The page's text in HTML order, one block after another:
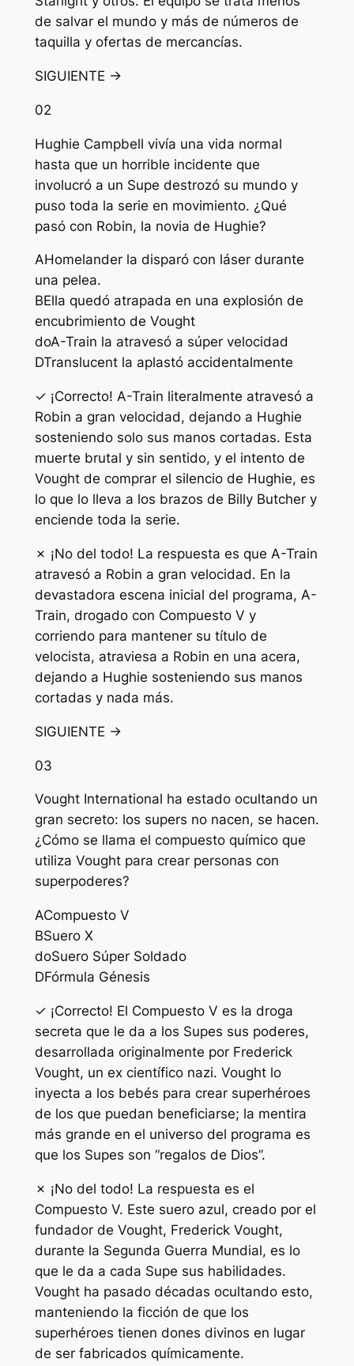
de salvar el mundo y más de números de
taquilla y ofertas de mercancías.
SIGUIENTE →
02
Hughie Campbell vivía una vida normal
hasta que un horrible incidente que
involucró a un Supe destrozó su mundo y
puso toda la serie en movimiento. ¿Qué
pasó con Robin, la novia de Hughie?
AHomelander la disparó con láser durante
una pelea.
BElla quedó atrapada en una explosión de
encubrimiento de Vought
doA-Train la atravesó a súper velocidad
DTranslucent la aplastó accidentalmente
✓ ¡Correcto! A-Train literalmente atravesó a
Robin a gran velocidad, dejando a Hughie
sosteniendo solo sus manos cortadas. Esta
muerte brutal y sin sentido, y el intento de
Vought de comprar el silencio de Hughie, es
lo que lo lleva a los brazos de Billy Butcher y
enciende toda la serie.
✗ ¡No del todo! La respuesta es que A-Train
atravesó a Robin a gran velocidad. En la
devastadora escena inicial del programa, A-
Train, drogado con Compuesto V y
corriendo para mantener su título de
velocista, atraviesa a Robin en una acera,
dejando a Hughie sosteniendo sus manos
cortadas y nada más.
SIGUIENTE →
03
Vought International ha estado ocultando un
gran secreto: los supers no nacen, se hacen.
¿Cómo se llama el compuesto químico que
utiliza Vought para crear personas con
superpoderes?
ACompuesto V
BSuero X
doSuero Súper Soldado
DFórmula Génesis
✓ ¡Correcto! El Compuesto V es la droga
secreta que le da a los Supes sus poderes,
desarrollada originalmente por Frederick
Vought, un ex científico nazi. Vought lo
inyecta a los bebés para crear superhéroes
de los que puedan beneficiarse; la mentira
más grande en el universo del programa es
que los Supes son “regalos de Dios”.
✗ ¡No del todo! La respuesta es el
Compuesto V. Este suero azul, creado por el
fundador de Vought, Frederick Vought,
durante la Segunda Guerra Mundial, es lo
que le da a cada Supe sus habilidades.
Vought ha pasado décadas ocultando esto,
manteniendo la ficción de que los
superhéroes tienen dones divinos en lugar
de ser fabricados químicamente.